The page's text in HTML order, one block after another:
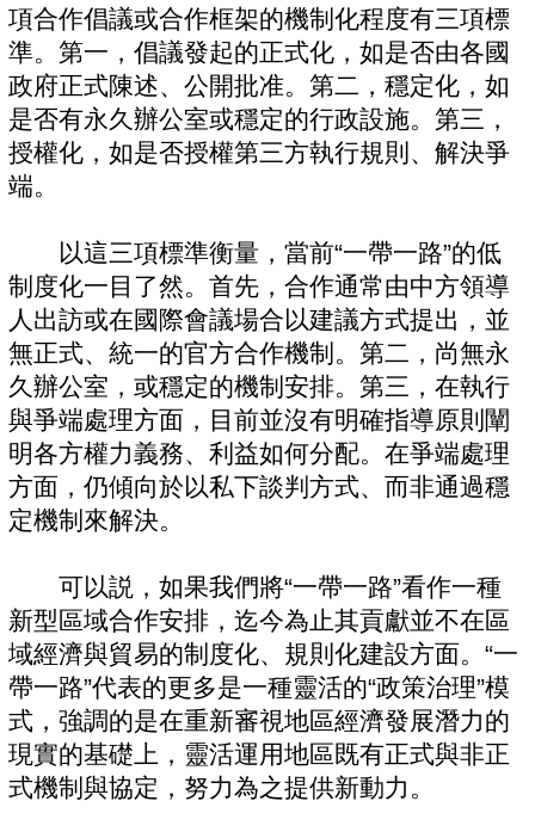
項合作倡議或合作框架的機制化程度有三項標
準。第一，倡議發起的正式化，如是否由各國
政府正式陳述、公開批准。第二，穩定化，如
是否有永久辦公室或穩定的行政設施。第三，
授權化，如是否授權第三方執行規則、解決爭
端。
以這三項標準衡量，當前“一帶一路”的低
制度化一目了然。首先，合作通常由中方領導
人出訪或在國際會議場合以建議方式提出，並
無正式、統一的官方合作機制。第二，尚無永
久辦公室，或穩定的機制安排。第三，在執行
與爭端處理方面，目前並沒有明確指導原則闡
明各方權力義務、利益如何分配。在爭端處理
方面，仍傾向於以私下談判方式、而非通過穩
定機制來解決。
可以説，如果我們將“一帶一路”看作一種
新型區域合作安排，迄今為止其貢獻並不在區
域經濟與貿易的制度化、規則化建設方面。“一
帶一路”代表的更多是一種靈活的“政策治理”模
式，強調的是在重新審視地區經濟發展潛力的
現實的基礎上，靈活運用地區既有正式與非正
式機制與協定，努力為之提供新動力。